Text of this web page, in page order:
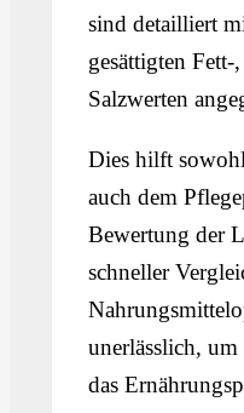
sind detailliert
gesättigten
Salzwerten
Dies hilft
auch dem
Bewertung der
schneller
unerlässlich, um
das